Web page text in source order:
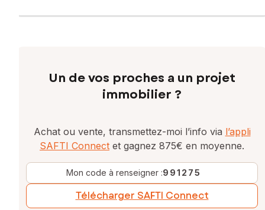
Un de vos proches a un projet
immobilier ?
Achat ou vente, transmettez-moi l’info via l’appli
SAFTI Connect et gagnez 875€ en moyenne.
Mon code à renseigner :991275
Télécharger SAFTI Connect